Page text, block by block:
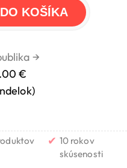
DO KOŠÍKA
→
€
✔ 10 rokov
skúsenosti